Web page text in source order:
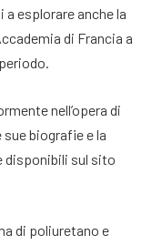
esplorare anche la
di Francia a
nell’opera di
biografie e la
disponibili sul sito
di poliuretano e